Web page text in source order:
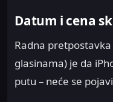
Datum i cena
Radna
glasinama) je da
putu – neće se